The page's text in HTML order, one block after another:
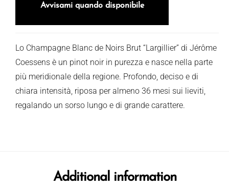
Avvisami quando disponibile
Lo Champagne Blanc de Noirs Brut “Largillier” di Jérôme
Coessens è un pinot noir in purezza e nasce nella parte
più meridionale della regione. Profondo, deciso e di
chiara intensità, riposa per almeno 36 mesi sui lieviti,
regalando un sorso lungo e di grande carattere.
Additional information